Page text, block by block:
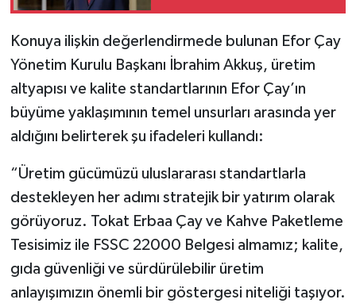
Konuya ilişkin değerlendirmede bulunan Efor Çay
Yönetim Kurulu Başkanı İbrahim Akkuş, üretim
altyapısı ve kalite standartlarının Efor Çay’ın
büyüme yaklaşımının temel unsurları arasında yer
aldığını belirterek şu ifadeleri kullandı:
“Üretim gücümüzü uluslararası standartlarla
destekleyen her adımı stratejik bir yatırım olarak
görüyoruz. Tokat Erbaa Çay ve Kahve Paketleme
Tesisimiz ile FSSC 22000 Belgesi almamız; kalite,
gıda güvenliği ve sürdürülebilir üretim
anlayışımızın önemli bir göstergesi niteliği taşıyor.